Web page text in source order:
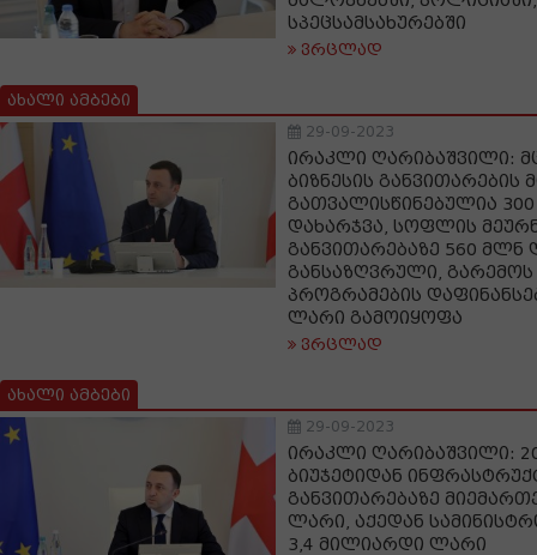
სპეცსამსახურებში
ვრცლად
ახალი ამბები
29-09-2023
ირაკლი ღარიბაშვილი:
ბიზნესის განვითარების
გათვალისწინებულია
დახარჯვა, სოფლის
განვითარებაზე 560 მლნ
განსაზღვრული, გარემოს
პროგრამების
ლარი გამოიყოფა
ვრცლად
ახალი ამბები
29-09-2023
ირაკლი ღარიბაშვილი:
ბიუჯეტიდან
განვითარებაზე
ლარი, აქედან
3,4 მილიარდი ლარი